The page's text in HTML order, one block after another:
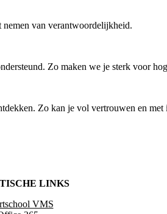
van verantwoordelijkheid.
Zo maken we je sterk voor
Zo kan je vol vertrouwen en
LINKS
VMS